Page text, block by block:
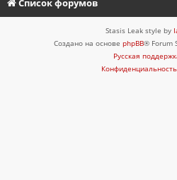
Список форумов
Stasis Leak style by
Создано на основе phpBB® Forum
Русская
Конфиденциальность